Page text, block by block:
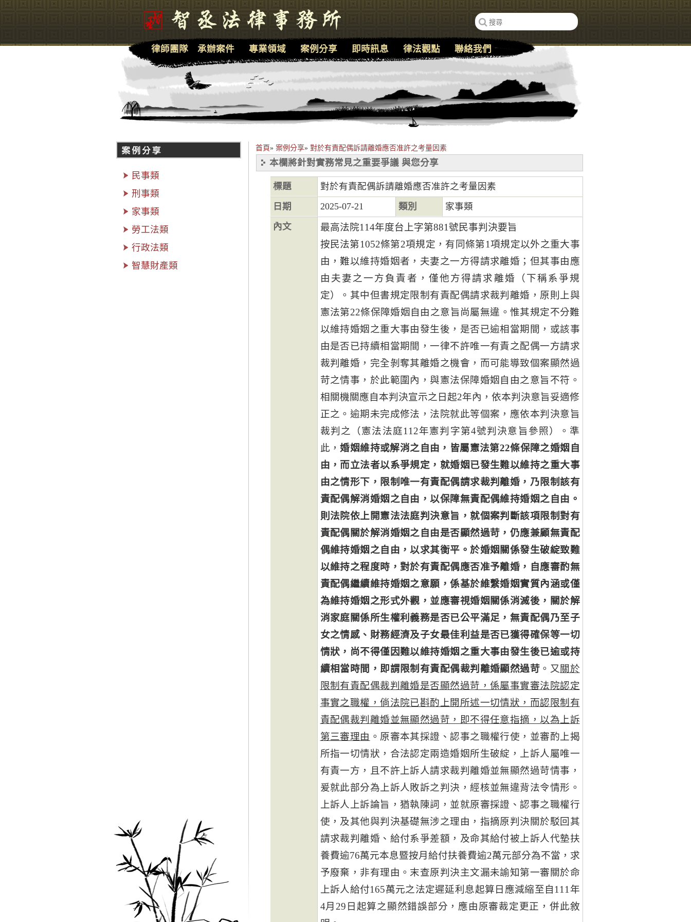
首頁» 案例分享» 對於有責配偶訴請離婚應否准許之考量因素
本欄將針對實務常見之重要爭議 與您分享
標題
對於有責配偶訴請離婚應否准許之考量因素
日期
2025-07-21 類別
家事類
內文
最高法院114年度台上字第881號民事判決要旨
按民法第1052條第2項規定，有同條第1項規定以外之重大事
由，難以維持婚姻者，夫妻之一方得請求離婚；但其事由應
由夫妻之一方負責者，僅他方得請求離婚（下稱系爭規
定）。其中但書規定限制有責配偶請求裁判離婚，原則上與
憲法第22條保障婚姻自由之意旨尚屬無違。惟其規定不分難
以維持婚姻之重大事由發生後，是否已逾相當期間，或該事
由是否已持續相當期間，一律不許唯一有責之配偶一方請求
裁判離婚，完全剝奪其離婚之機會，而可能導致個案顯然過
苛之情事，於此範圍內，與憲法保障婚姻自由之意旨不符。
相關機關應自本判決宣示之日起2年內，依本判決意旨妥適修
正之。逾期未完成修法，法院就此等個案，應依本判決意旨
裁判之（憲法法庭112年憲判字第4號判決意旨參照）。準
此，婚姻維持或解消之自由，皆屬憲法第22條保障之婚姻自
由，而立法者以系爭規定，就婚姻已發生難以維持之重大事
由之情形下，限制唯一有責配偶請求裁判離婚，乃限制該有
責配偶解消婚姻之自由，以保障無責配偶維持婚姻之自由。
則法院依上開憲法法庭判決意旨，就個案判斷該項限制對有
責配偶關於解消婚姻之自由是否顯然過苛，仍應兼顧無責配
偶維持婚姻之自由，以求其衡平。於婚姻關係發生破綻致難
以維持之程度時，對於有責配偶應否准予離婚，自應審酌無
責配偶繼續維持婚姻之意願，係基於維繫婚姻實質內涵或僅
為維持婚姻之形式外觀，並應審視婚姻關係消滅後，關於解
消家庭關係所生權利義務是否已公平滿足，無責配偶乃至子
女之情感、財務經濟及子女最佳利益是否已獲得確保等一切
情狀，尚不得僅因難以維持婚姻之重大事由發生後已逾或持
續相當時間，即謂限制有責配偶裁判離婚顯然過苛 。又 關於
限制有責配偶裁判離婚是否顯然過苛，係屬事實審法院認定
事實之職權，倘法院已斟酌上開所述一切情狀，而認限制有
責配偶裁判離婚並無顯然過苛，即不得任意指摘，以為上訴
第三審理由 。原審本其採證、認事之職權行使，並審酌上揭
所指一切情狀，合法認定兩造婚姻所生破綻，上訴人屬唯一
有責一方，且不許上訴人請求裁判離婚並無顯然過苛情事，
爰就此部分為上訴人敗訴之判決，經核並無違背法令情形。
上訴人上訴論旨，猶執陳詞，並就原審採證、認事之職權行
使，及其他與判決基礎無涉之理由，指摘原判決關於駁回其
請求裁判離婚、給付系爭差額，及命其給付被上訴人代墊扶
養費逾76萬元本息暨按月給付扶養費逾2萬元部分為不當，求
予廢棄，非有理由。末查原判決主文漏未諭知第一審關於命
上訴人給付165萬元之法定遲延利息起算日應減縮至自111年
4月29日起算之顯然錯誤部分，應由原審裁定更正，併此敘
律師團隊 承辦案件 專業領域 案例分享 即時訊息 律法觀點 聯絡我們
民事類
刑事類
家事類
勞工法類
行政法類
智慧財產類